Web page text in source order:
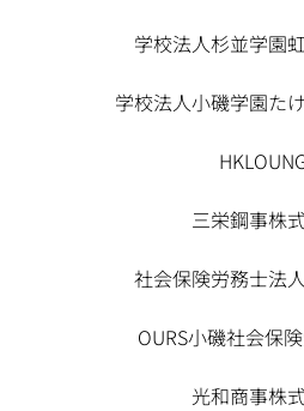
学校法人杉並学園
学校法人小磯学園た
三栄鋼事株
社会保険労務士法
OURS小磯社会保
光和商事株